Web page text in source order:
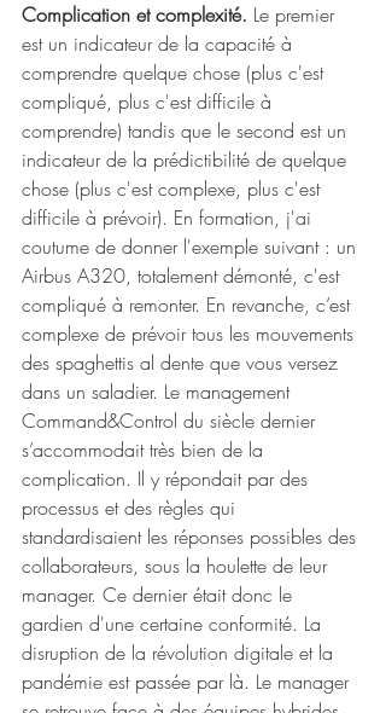
Complication et complexité. Le premier
est un indicateur de la capacité à
comprendre quelque chose (plus c'est
compliqué, plus c'est difficile à
comprendre) tandis que le second est un
indicateur de la prédictibilité de quelque
chose (plus c'est complexe, plus c'est
difficile à prévoir). En formation, j'ai
coutume de donner l'exemple suivant : un
Airbus A320, totalement démonté, c'est
compliqué à remonter. En revanche, c’est
complexe de prévoir tous les mouvements
des spaghettis al dente que vous versez
dans un saladier. Le management
Command&Control du siècle dernier
s’accommodait très bien de la
complication. Il y répondait par des
processus et des règles qui
standardisaient les réponses possibles des
collaborateurs, sous la houlette de leur
manager. Ce dernier était donc le
gardien d'une certaine conformité. La
disruption de la révolution digitale et la
pandémie est passée par là. Le manager